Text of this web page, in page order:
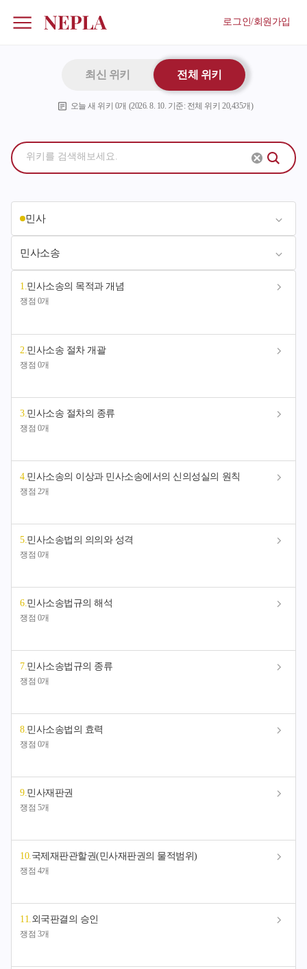
로그인/회원가입
최신 위키 전체 위키
오늘 새 위키 0개 (2026. 8. 10. 기준: 전체 위키20,435개)
민사
민사소송
1.민사소송의 목적과 개념
쟁점 0개
2.민사소송 절차 개괄
쟁점 0개
3.민사소송 절차의 종류
쟁점 0개
4.민사소송의 이상과 민사소송에서의 신의성실의 원칙
쟁점 2개
5.민사소송법의 의의와 성격
쟁점 0개
6.민사소송법규의 해석
쟁점 0개
7.민사소송법규의 종류
쟁점 0개
8.민사소송법의 효력
쟁점 0개
9.민사재판권
쟁점 5개
10.국제재판관할권(민사재판권의 물적범위)
쟁점 4개
11.외국판결의 승인
쟁점 3개